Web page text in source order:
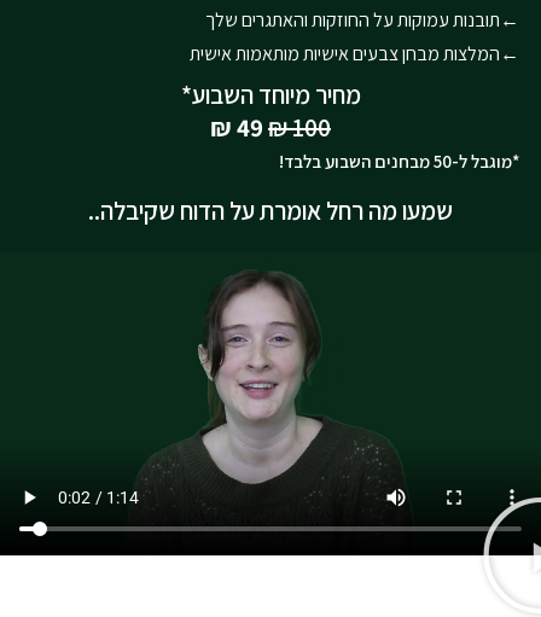
←תובנות עמוקות על החוזקות והאתגרים שלך
←המלצות מבחן צבעים אישיות מותאמות אישית
מחיר מיוחד השבוע*
100 ₪
49 ₪
*מוגבל ל-50 מבחנים השבוע בלבד!
שמעו מה רחל אומרת על הדוח שקיבלה..